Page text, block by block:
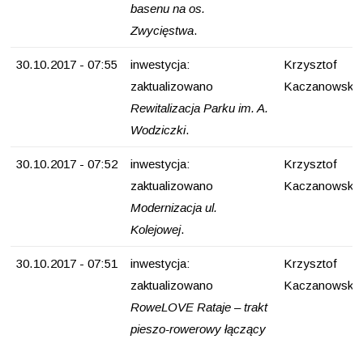
basenu na os.
Zwycięstwa.
30.10.2017 - 07:55
inwestycja:
zaktualizowano
Rewitalizacja Parku im. A.
Wodziczki.
Krzysztof
Kaczanowski
30.10.2017 - 07:52
inwestycja:
zaktualizowano
Modernizacja ul.
Kolejowej.
Krzysztof
Kaczanowski
30.10.2017 - 07:51
inwestycja:
zaktualizowano
RoweLOVE Rataje – trakt
pieszo-rowerowy łączący
Krzysztof
Kaczanowski